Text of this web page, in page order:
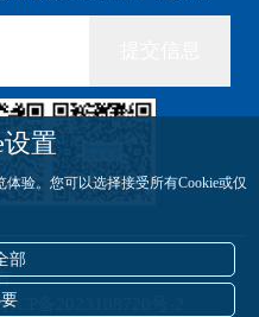
设置
验。您可以选择接受所有Cookie或仅
部
ICP备2023108720号-2